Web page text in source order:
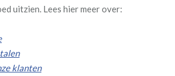
uitzien. Lees hier meer over:
klanten